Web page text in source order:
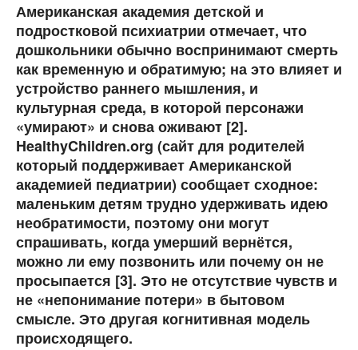
Американская академия детской и
подростковой психиатрии отмечает, что
дошкольники обычно воспринимают смерть
как временную и обратимую; на это влияет и
устройство раннего мышления, и
культурная среда, в которой персонажи
«умирают» и снова оживают [2].
HealthyChildren.org (сайт для родителей
который поддерживает Американской
академией педиатрии) сообщает сходное:
маленьким детям трудно удерживать идею
необратимости, поэтому они могут
спрашивать, когда умерший вернётся,
можно ли ему позвонить или почему он не
просыпается [3]. Это не отсутствие чувств и
не «непонимание потери» в бытовом
смысле. Это другая когнитивная модель
происходящего.